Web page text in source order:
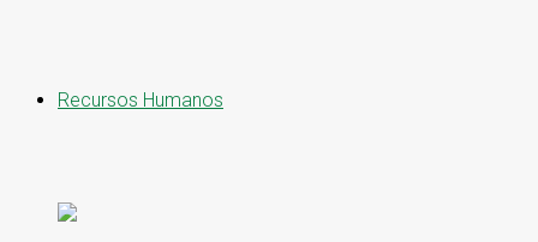
Recursos Humanos